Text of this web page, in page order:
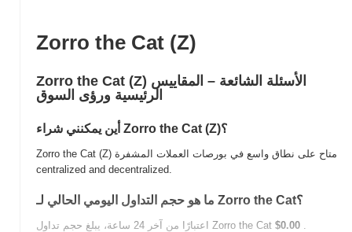
Zorro the Cat (Z)
Zorro the Cat (Z) الأسئلة الشائعة – المقاييس
الرئيسية ورؤى السوق
أين يمكنني شراء Zorro the Cat (Z)؟
Zorro the Cat (Z) متاح على نطاق واسع في بورصات العملات المشفرة
centralized and decentralized.
ما هو حجم التداول اليومي الحالي لـ Zorro the Cat؟
اعتبارًا من آخر 24 ساعة، يبلغ حجم تداول Zorro the Cat $0.00 .